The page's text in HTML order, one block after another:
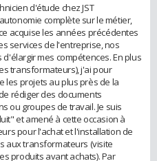
d'étude chez JST
complète sur le métier,
acquise les années précédentes
services de l'entreprise, nos
mes compétences. En plus
transformateurs), j'ai pour
les projets au plus près de la
rédiger des documents
ou groupes de travail. Je suis
et amené à cette occasion à
pour l'achat et l'installation de
aux transformateurs (visite
produits avant achats). Par